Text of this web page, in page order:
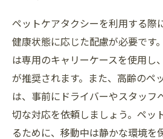
ペットケアタクシーを利用する際
健康状態に応じた配慮が必要です
は専用のキャリーケースを使用し
が推奨されます。また、高齢のペ
は、事前にドライバーやスタッフ
切な対応を依頼しましょう。ペッ
るために、移動中は静かな環境を